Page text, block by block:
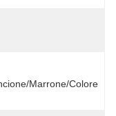
marrone/colore